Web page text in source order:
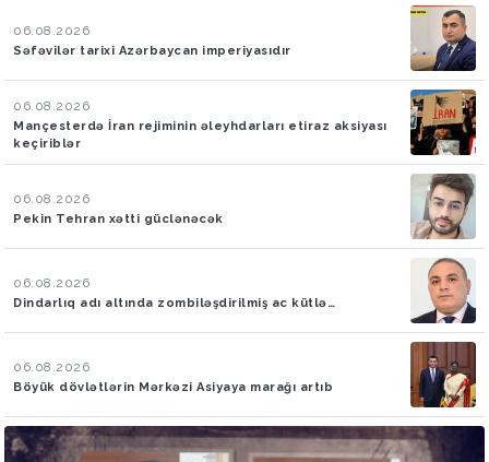
06.08.2026
Səfəvilər tarixi Azərbaycan imperiyasıdır
06.08.2026
Mançesterdə İran rejiminin əleyhdarları etiraz aksiyası
keçiriblər
06.08.2026
Pekin Tehran xətti güclənəcək
06.08.2026
Dindarlıq adı altında zombiləşdirilmiş ac kütlə…
06.08.2026
Böyük dövlətlərin Mərkəzi Asiyaya marağı artıb